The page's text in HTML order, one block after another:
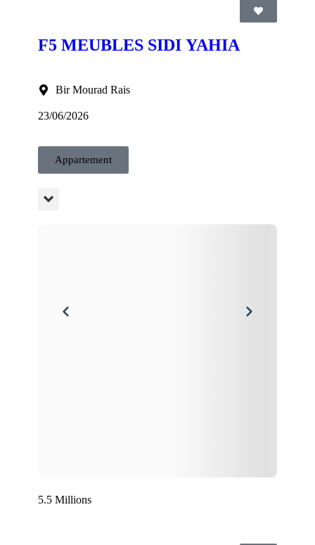
F5 MEUBLES SIDI YAHIA
Bir Mourad Rais
23/06/2026
Appartement
5.5 Millions